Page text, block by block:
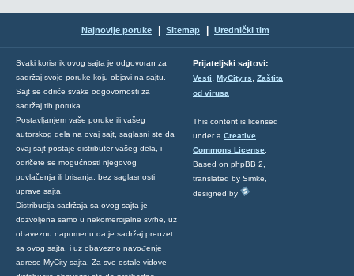
Najnovije poruke Sitemap Urednički tim
Svaki korisnik ovog sajta je odgovoran za
sadržaj svoje poruke koju objavi na sajtu.
Sajt se odriče svake odgovornosti za
sadržaj tih poruka.
Postavljanjem vaše poruke ili vašeg
autorskog dela na ovaj sajt, saglasni ste da
ovaj sajt postaje distributer vašeg dela, i
odričete se mogućnosti njegovog
povlačenja ili brisanja, bez saglasnosti
uprave sajta.
Distribucija sadržaja sa ovog sajta je
dozvoljena samo u nekomercijalne svrhe, uz
obaveznu napomenu da je sadržaj preuzet
sa ovog sajta, i uz obavezno navođenje
adrese MyCity sajta. Za sve ostale vidove
Prijateljski sajtovi:
Vesti, MyCity.rs, Zaštita
od virusa
This content is licensed
under a Creative
Commons License
Based on phpBB 2,
translated by Simke,
designed by